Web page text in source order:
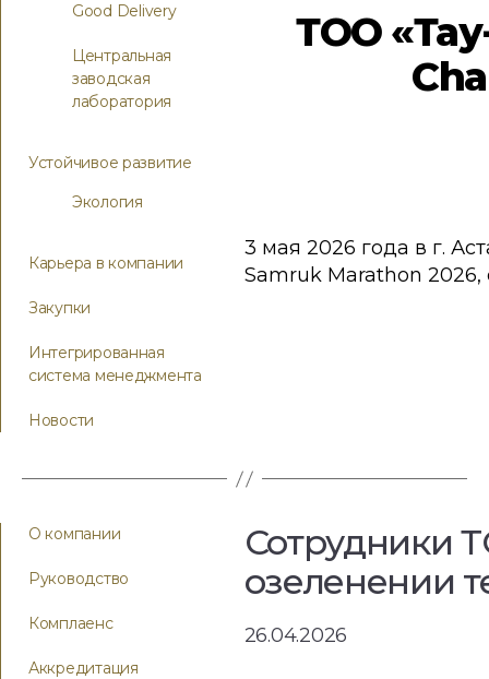
Good Delivery
Центральная
заводская
лаборатория
Устойчивое развитие
Экология
Карьера в компании
Закупки
Интегрированная
система менеджмента
Новости
ТОО
3 мая 2026 года в г.
Samruk Marathon
О компании
Руководство
Комплаенс
Аккредитация
Сотрудники
озеленении
26.04.2026